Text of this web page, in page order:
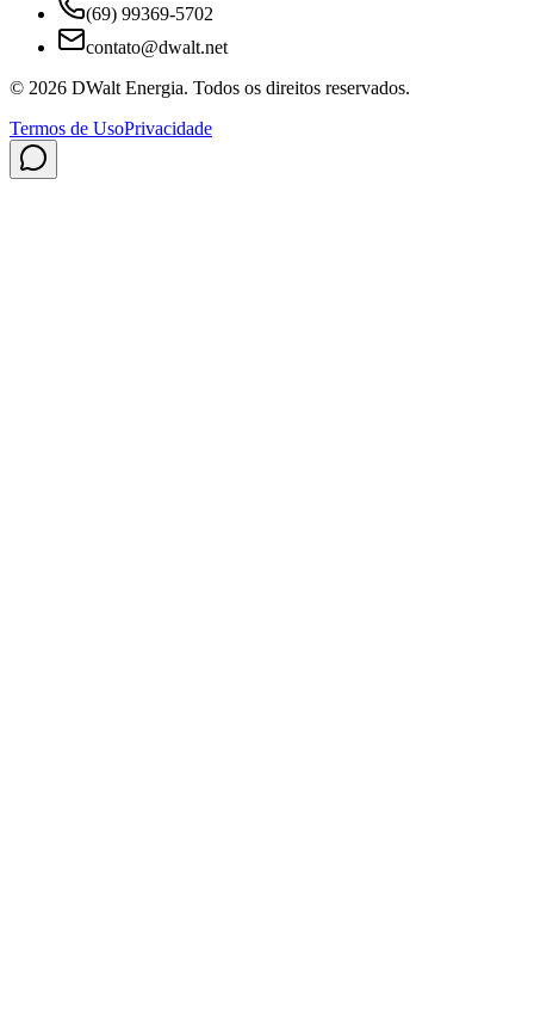
(69) 99369-5702
contato@dwalt.net
© 2026 DWalt Energia. Todos os direitos reservados.
Termos de UsoPrivacidade